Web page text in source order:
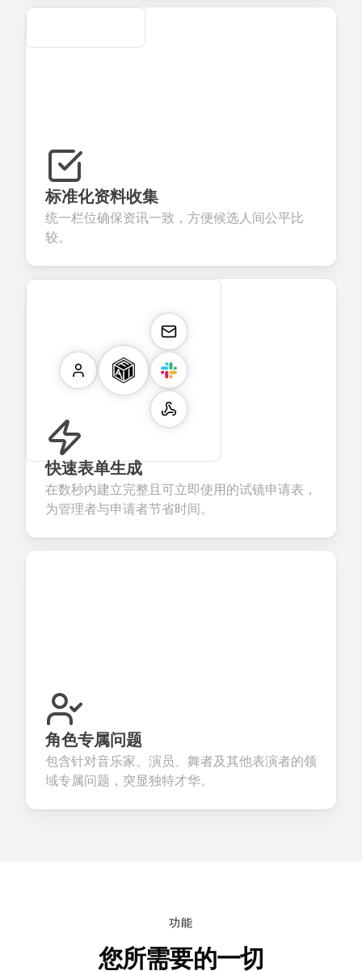
Secure
标准化资料收集
统一栏位确保资讯一致，方便候选人间公平比
较。
快速表单生成
在数秒内建立完整且可立即使用的试镜申请表，
为管理者与申请者节省时间。
角色专属问题
包含针对音乐家、演员、舞者及其他表演者的领
域专属问题，突显独特才华。
功能
您所需要的一切